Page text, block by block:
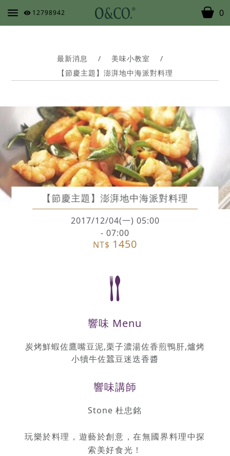
12798942 0
最新消息 / 美味小教室
/
【節慶主題】澎湃地中海派對料理
【節慶主題】澎湃地中海派對料理
2017/12/04(一) 05:00
- 07:00
NT$ 1450
響味 Menu
炭烤鮮蝦佐鷹嘴豆泥,栗子濃湯佐香煎鴨肝,爐烤
小犢牛佐蠶豆迷迭香醬
響味講師
Stone 杜忠銘
玩樂於料理，遊藝於創意，在無國界料理中探
索美好食光！